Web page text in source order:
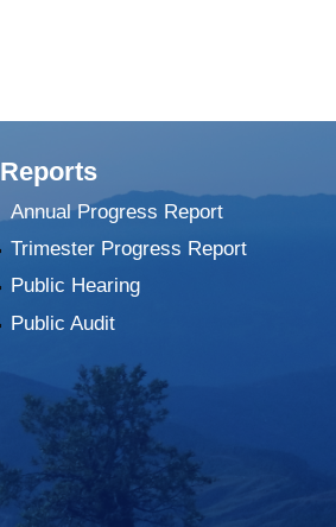
Reports
Annual Progress Report
Trimester Progress Report
Public Hearing
Public Audit